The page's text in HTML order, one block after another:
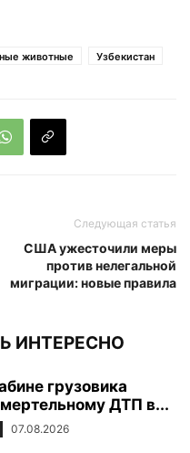
животные Узбекистан
Следующая статья
США ужесточили меры
против нелегальной
миграции: новые правила
ИНТЕРЕСНО
грузовика
ДТП в...
07.08.2026